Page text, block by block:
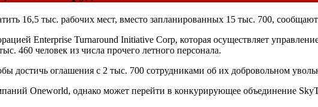
16,5 тыс. рабочих мест, вместо запланированных 15 тыс. 700,
Enterprise Turnaround Initiative Corp, которая осуществляет
460 человек из числа прочего летного персонала.
достичь оглашения с 2 тыс. 700 сотрудниками об их добровольном
Oneworld, однако может перейти в конкурирующее объединение